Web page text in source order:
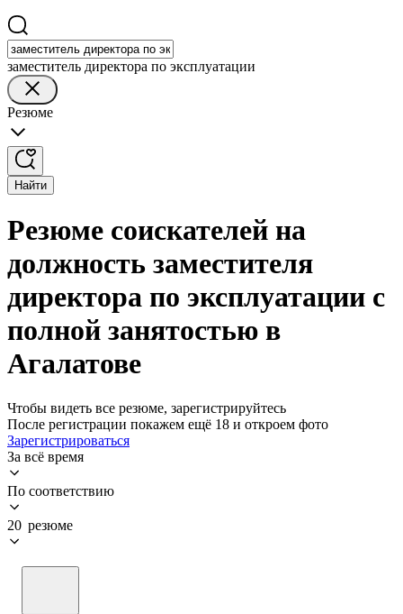
заместитель директора по эксплуатации
Резюме
Найти
Резюме соискателей на
должность заместителя
директора по эксплуатации с
полной занятостью в
Агалатове
Чтобы видеть все резюме, зарегистрируйтесь
После регистрации покажем ещё 18 и откроем фото
Зарегистрироваться
За всё время
По соответствию
20 резюме